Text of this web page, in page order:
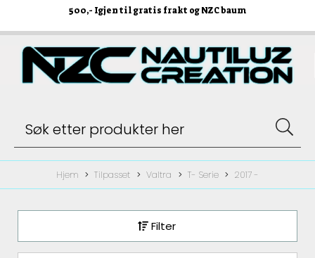
500,- Igjen til gratis frakt og NZC baum
Hjem Tilpasset Valtra T- Serie 2017 -
Filter